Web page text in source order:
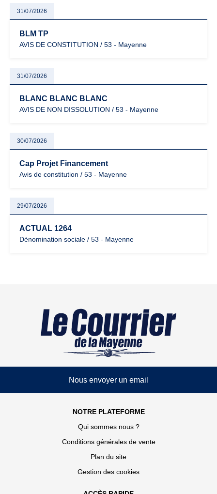
31/07/2026
BLM TP
AVIS DE CONSTITUTION / 53 - Mayenne
31/07/2026
BLANC BLANC BLANC
AVIS DE NON DISSOLUTION / 53 - Mayenne
30/07/2026
Cap Projet Financement
Avis de constitution / 53 - Mayenne
29/07/2026
ACTUAL 1264
Dénomination sociale / 53 - Mayenne
Nous envoyer un email
NOTRE PLATEFORME
Qui sommes nous ?
Conditions générales de vente
Plan du site
Gestion des cookies